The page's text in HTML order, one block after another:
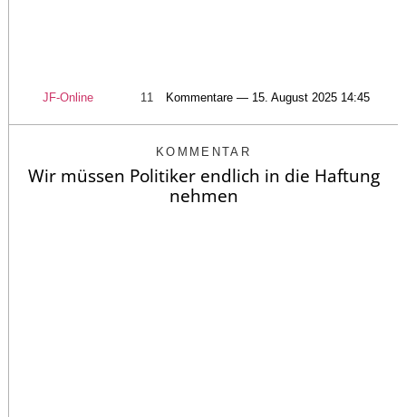
JF-Online 11 Kommentare — 15. August 2025 14:45
KOMMENTAR
Wir müssen Politiker endlich in die Haftung
nehmen